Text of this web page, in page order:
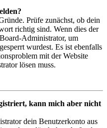
Prüfe zunächst, ob dein
richtig sind. Wenn dies der
Administrator, um
wurdest. Es ist ebenfalls
mit der Website
lösen muss.
kann mich aber nicht
dein Benutzerkonto aus